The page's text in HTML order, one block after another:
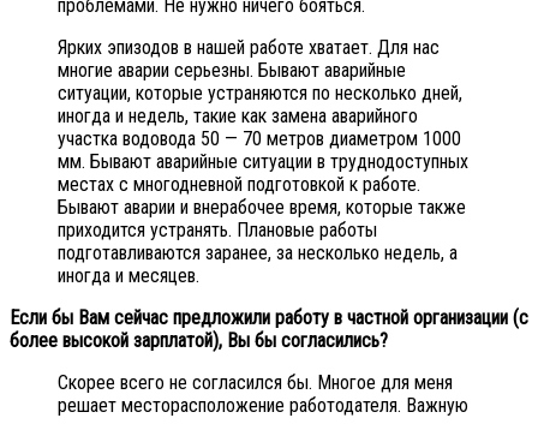
проблемами. Не нужно ничего бояться.
Ярких эпизодов в нашей работе хватает. Для нас
многие аварии серьезны. Бывают аварийные
ситуации, которые устраняются по несколько дней,
иногда и недель, такие как замена аварийного
участка водовода 50 — 70 метров диаметром 1000
мм. Бывают аварийные ситуации в труднодоступных
местах с многодневной подготовкой к работе.
Бывают аварии и внерабочее время, которые также
приходится устранять. Плановые работы
подготавливаются заранее, за несколько недель, а
иногда и месяцев.
Если бы Вам сейчас предложили работу в частной организации (с
более высокой зарплатой), Вы бы согласились?
Скорее всего не согласился бы. Многое для меня
решает месторасположение работодателя. Важную